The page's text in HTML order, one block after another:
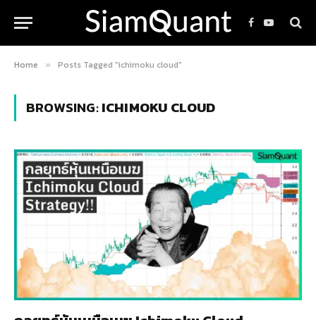
Facebook
YouTube
Home » Posts Tagged "ichimoku cloud"
BROWSING:ICHIMOKU CLOUD